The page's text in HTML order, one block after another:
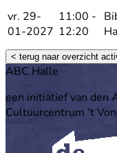
vr. 29-
01-2027
11:00 -
12:20
< terug naar overzicht
Footer
ABC Halle
een initiatief van den
Cultuurcentrum ’t